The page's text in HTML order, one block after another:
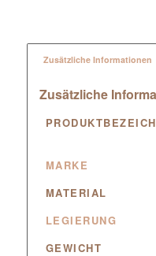
Zusätzliche Informationen
Zusätzliche
MARKE
MATERIAL
LEGIERUNG
GEWICHT